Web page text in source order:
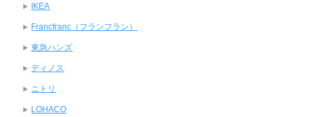
IKEA
Francfranc（フランフラン）
東急ハンズ
ディノス
ニトリ
LOHACO